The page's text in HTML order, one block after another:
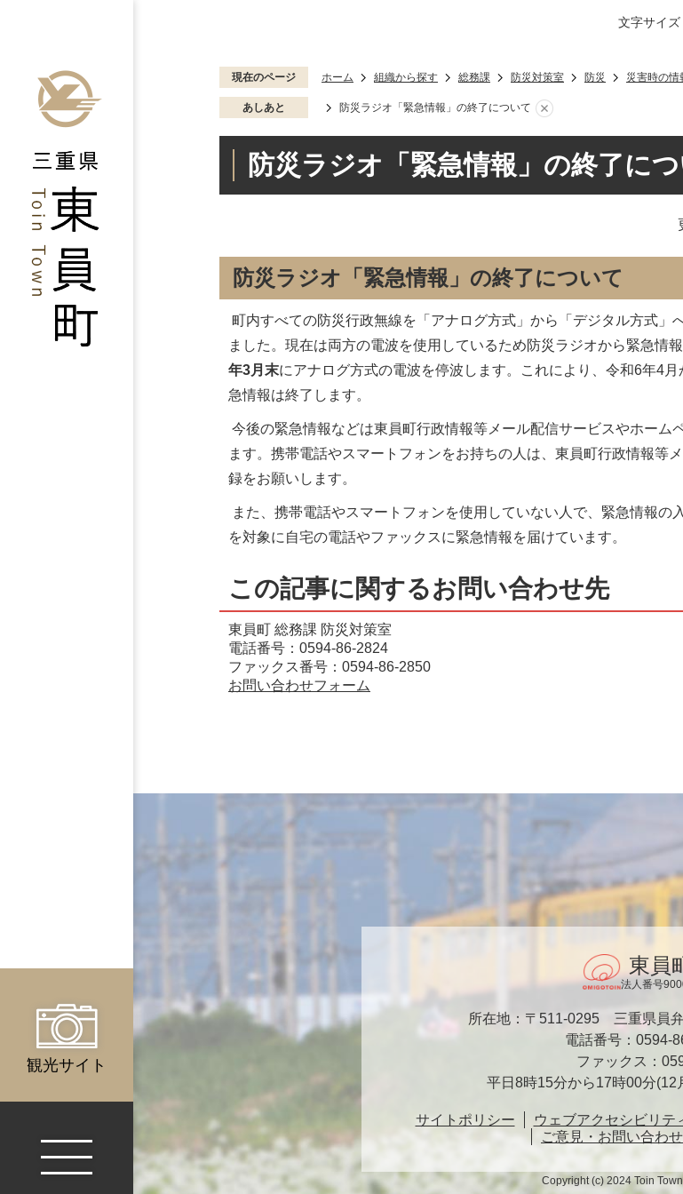
文字サイズ
観光サイト
現在のページ ホーム 組織から探す 総務課 防災対策室 防災 災害時の情
あしあと 防災ラジオ「緊急情報」の終了について
防災ラジオ「緊急情報」の終了に
防災ラジオ「緊急情報」の終了について
町内すべての防災行政無線を「アナログ方式」から「デジタル方式」
ました。現在は両方の電波を使用しているため防災ラジオから緊急情報
年3月末にアナログ方式の電波を停波します。これにより、令和6年4
急情報は終了します。
今後の緊急情報などは東員町行政情報等メール配信サービスやホーム
ます。携帯電話やスマートフォンをお持ちの人は、東員町行政情報等
録をお願いします。
また、携帯電話やスマートフォンを使用していない人で、緊急情報の
を対象に自宅の電話やファックスに緊急情報を届けています。
この記事に関するお問い合わせ先
東員町 総務課 防災対策室
電話番号：0594-86-2824
ファックス番号：0594-86-2850
お問い合わせフォーム
東員
法人番号
所在地：〒511-0295 三重県員
電話番号：0594-
ファックス：
平日8時15分から17時00分(12
サイトポリシー ウェブアクセシビリテ
ご意見・お問い合わせ
Copyright (c) 2024 Toin